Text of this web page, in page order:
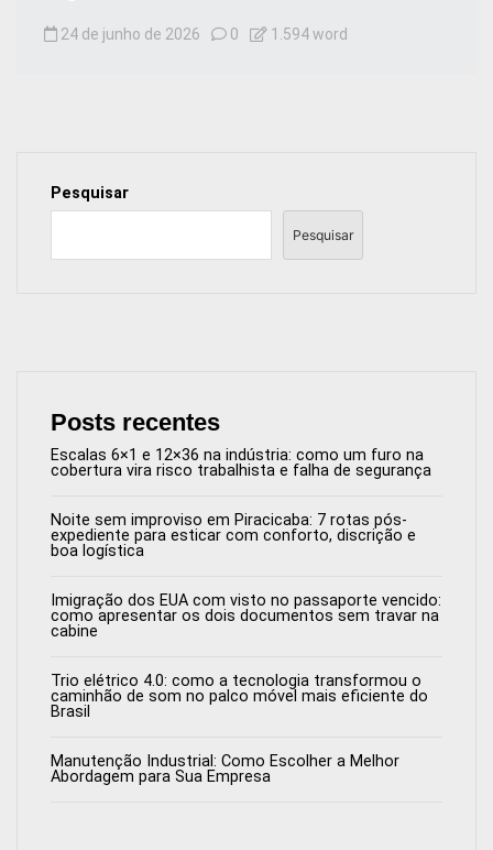
24 de junho de 2026 0 1.594 word
Pesquisar
Pesquisar
Posts recentes
Escalas 6×1 e 12×36 na indústria: como um furo na
cobertura vira risco trabalhista e falha de segurança
Noite sem improviso em Piracicaba: 7 rotas pós-
expediente para esticar com conforto, discrição e
boa logística
Imigração dos EUA com visto no passaporte vencido:
como apresentar os dois documentos sem travar na
cabine
Trio elétrico 4.0: como a tecnologia transformou o
caminhão de som no palco móvel mais eficiente do
Brasil
Manutenção Industrial: Como Escolher a Melhor
Abordagem para Sua Empresa